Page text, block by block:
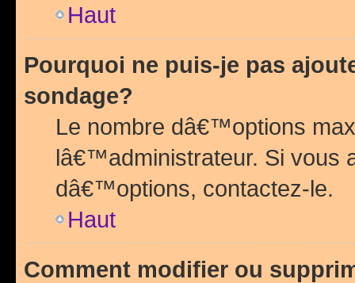
Haut
Pourquoi ne puis-je pas
sondage?
Le nombre dâ€™options
lâ€™administrateur. Si vous
dâ€™options, contactez-le.
Haut
Comment modifier ou